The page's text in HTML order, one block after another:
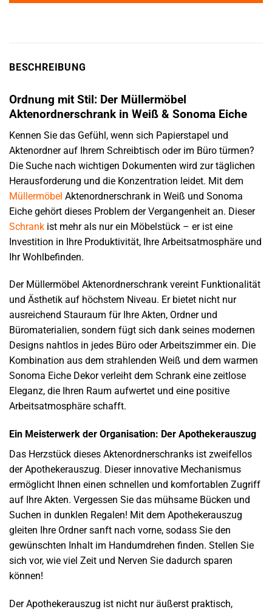
BESCHREIBUNG
Ordnung mit Stil: Der Müllermöbel
Aktenordnerschrank in Weiß & Sonoma Eiche
Kennen Sie das Gefühl, wenn sich Papierstapel und
Aktenordner auf Ihrem Schreibtisch oder im Büro türmen?
Die Suche nach wichtigen Dokumenten wird zur täglichen
Herausforderung und die Konzentration leidet. Mit dem
Müllermöbel Aktenordnerschrank in Weiß und Sonoma
Eiche gehört dieses Problem der Vergangenheit an. Dieser
Schrank ist mehr als nur ein Möbelstück – er ist eine
Investition in Ihre Produktivität, Ihre Arbeitsatmosphäre und
Ihr Wohlbefinden.
Der Müllermöbel Aktenordnerschrank vereint Funktionalität
und Ästhetik auf höchstem Niveau. Er bietet nicht nur
ausreichend Stauraum für Ihre Akten, Ordner und
Büromaterialien, sondern fügt sich dank seines modernen
Designs nahtlos in jedes Büro oder Arbeitszimmer ein. Die
Kombination aus dem strahlenden Weiß und dem warmen
Sonoma Eiche Dekor verleiht dem Schrank eine zeitlose
Eleganz, die Ihren Raum aufwertet und eine positive
Arbeitsatmosphäre schafft.
Ein Meisterwerk der Organisation: Der Apothekerauszug
Das Herzstück dieses Aktenordnerschranks ist zweifellos
der Apothekerauszug. Dieser innovative Mechanismus
ermöglicht Ihnen einen schnellen und komfortablen Zugriff
auf Ihre Akten. Vergessen Sie das mühsame Bücken und
Suchen in dunklen Regalen! Mit dem Apothekerauszug
gleiten Ihre Ordner sanft nach vorne, sodass Sie den
gewünschten Inhalt im Handumdrehen finden. Stellen Sie
sich vor, wie viel Zeit und Nerven Sie dadurch sparen
können!
Der Apothekerauszug ist nicht nur äußerst praktisch,